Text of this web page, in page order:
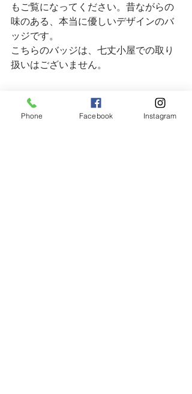
もご覧になってください。昔ながらの
味のある、本当に優しいデザインのバ
ッジです。
こちらのバッジは、七丈小屋での取り
扱いはございません。
Phone Facebook Instagram